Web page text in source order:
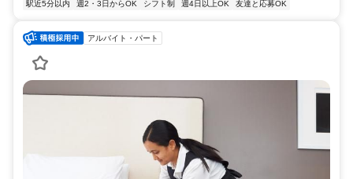
駅近5分以内
週2・3日からOK シフト制 週4日以上OK 友達と応募OK
アルバイト・パート